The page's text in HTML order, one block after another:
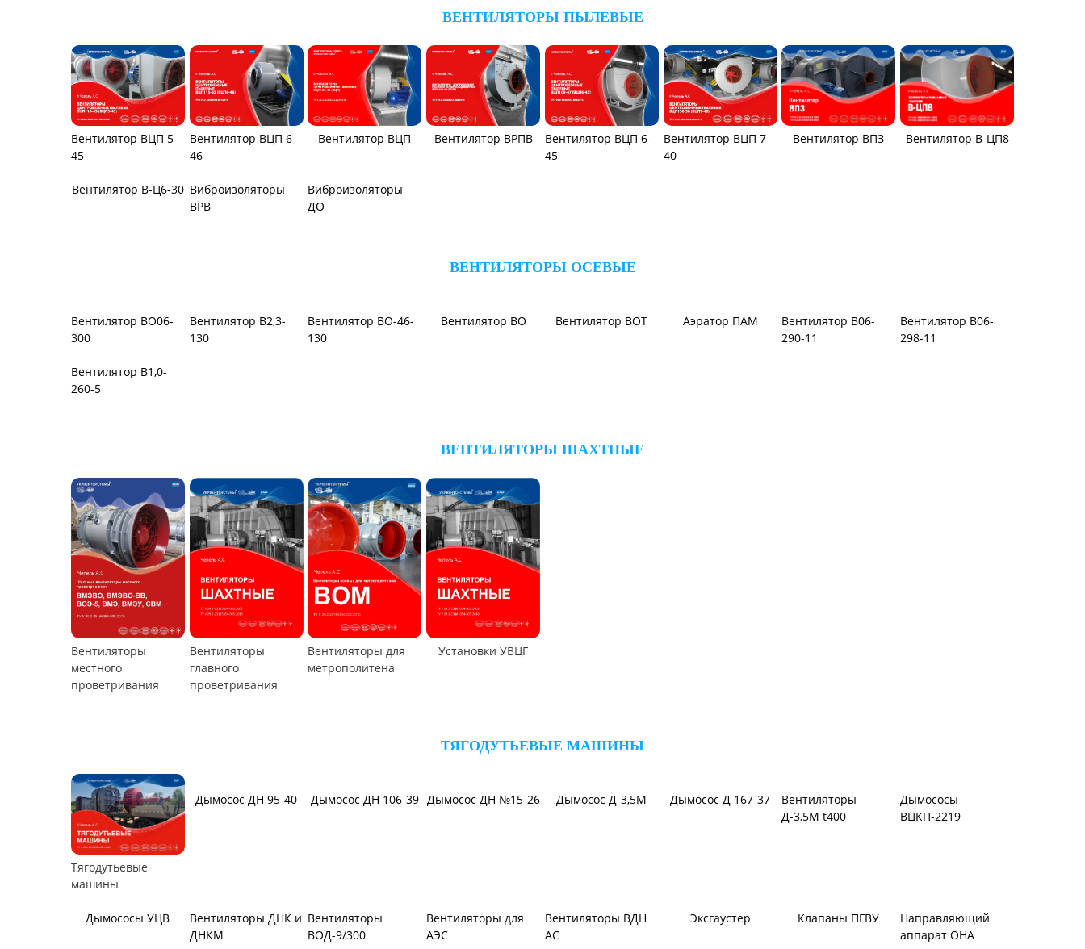
ВЕНТИЛЯТОРЫ ПЫЛЕВЫЕ
Вентилятор ВЦП 5-
45
Вентилятор ВЦП 6-
46
Вентилятор ВЦП Вентилятор ВРПВ
Вентилятор ВЦП 6-
45
Вентилятор ВЦП 7-
40
Вентилятор ВПЗ Вентилятор В-ЦП8
Вентилятор ВО Вентилятор ВОТ
Вентилятор В1,0-
260-5
ВЕНТИЛЯТОРЫ ШАХТНЫЕ
Вентиляторы
местного
проветривания
главного
метрополитена
Дымосос ДН 95-40 Дымосос ДН 106-39 Дымосос ДН №15-26 Дымосос Д-3,5М
Дымососы